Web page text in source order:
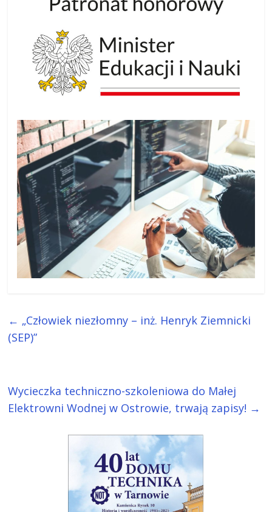
← „Człowiek niezłomny – inż. Henryk Ziemnicki
(SEP)”
Wycieczka techniczno-szkoleniowa do Małej
Elektrowni Wodnej w Ostrowie, trwają zapisy! →